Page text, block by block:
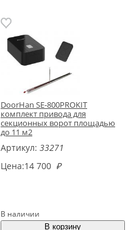
DoorHan SE-800PROKIT
комплект привода для
секционных ворот площадью
до 11 м2
Артикул: 33271
Цена:14 700 ₽
В наличии